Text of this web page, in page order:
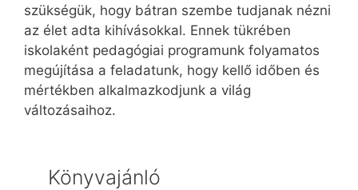
szükségük, hogy bátran szembe tudjanak nézni
az élet adta kihívásokkal. Ennek tükrében
iskolaként pedagógiai programunk folyamatos
megújítása a feladatunk, hogy kellő időben és
mértékben alkalmazkodjunk a világ
változásaihoz.
Könyvajánló